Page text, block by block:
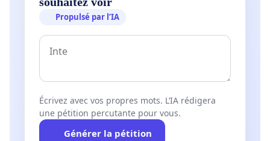
Propulsé par l’IA
Écrivez avec vos propres mots. L’IA rédigera
une pétition percutante pour vous.
Générer la pétition